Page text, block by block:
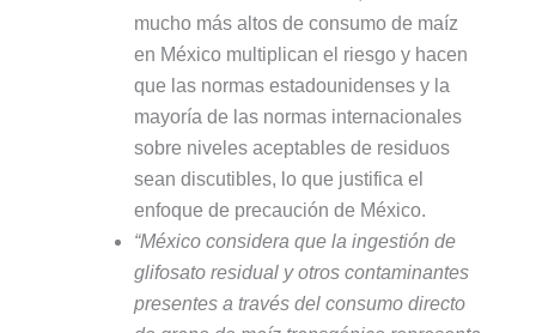
mucho más altos de consumo de maíz
en México multiplican el riesgo y hacen
que las normas estadounidenses y la
mayoría de las normas internacionales
sobre niveles aceptables de residuos
sean discutibles, lo que justifica el
enfoque de precaución de México.
“México considera que la ingestión de
glifosato residual y otros contaminantes
presentes a través del consumo directo